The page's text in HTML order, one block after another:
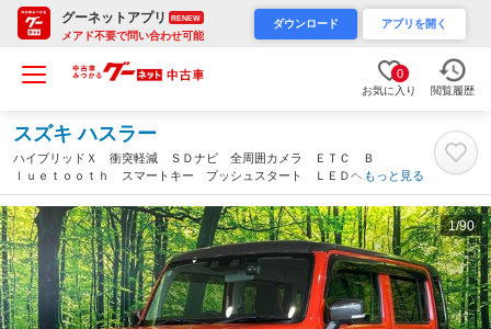
グーネットアプリ RENEW
メアド不要で問い合わせ可能
ダウンロード アプリを開く
0
お気に入り 閲覧履歴
スズキ ハスラー
ハイブリッドＸ 衝突軽減 ＳＤナビ 全周囲カメラ ＥＴＣ Ｂ
ｌｕｅｔｏｏｔｈ スマートキー プッシュスタート ＬＥＤヘッ
ド・フォグ シートヒーター 車線逸脱警報 革巻きステアリン
グ オートライト オートエアコン（長野県）
もっと見る
1/90